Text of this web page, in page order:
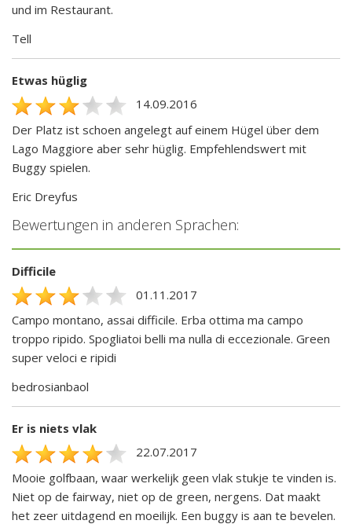
und im Restaurant.
Tell
Etwas hüglig
14.09.2016
Der Platz ist schoen angelegt auf einem Hügel über dem
Lago Maggiore aber sehr hüglig. Empfehlendswert mit
Buggy spielen.
Eric Dreyfus
Bewertungen in anderen Sprachen:
Difficile
01.11.2017
Campo montano, assai difficile. Erba ottima ma campo
troppo ripido. Spogliatoi belli ma nulla di eccezionale. Green
super veloci e ripidi
bedrosianbaol
Er is niets vlak
22.07.2017
Mooie golfbaan, waar werkelijk geen vlak stukje te vinden is.
Niet op de fairway, niet op de green, nergens. Dat maakt
het zeer uitdagend en moeilijk. Een buggy is aan te bevelen.